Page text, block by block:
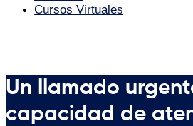
Cursos Virtuales
Un llamado
capacidad de